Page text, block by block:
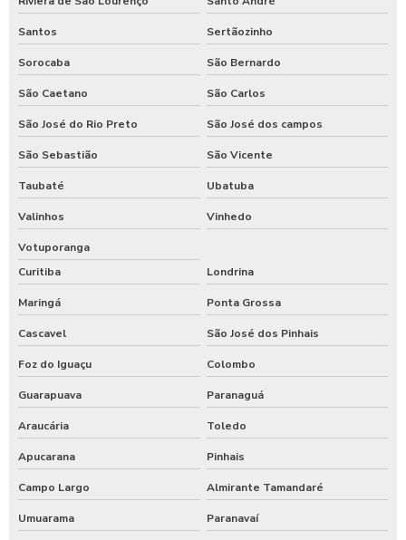
Santos Sertãozinho
Sorocaba São Bernardo
São Caetano São Carlos
São José do Rio Preto São José dos campos
São Sebastião São Vicente
Taubaté Ubatuba
Valinhos Vinhedo
Votuporanga
Curitiba
Londrina
Maringá Ponta Grossa
Cascavel São José dos Pinhais
Foz do Iguaçu Colombo
Guarapuava Paranaguá
Araucária Toledo
Apucarana Pinhais
Campo Largo Almirante Tamandaré
Umuarama Paranavaí